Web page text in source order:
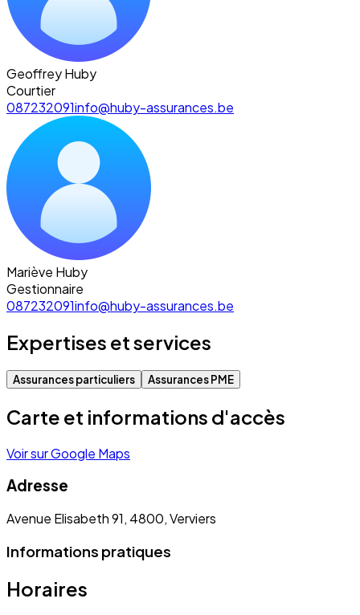
Geoffrey Huby
Courtier
087232091info@huby-assurances.be
Mariève Huby
Gestionnaire
087232091info@huby-assurances.be
Expertises et services
Assurances particuliers Assurances PME
Carte et informations d'accès
Voir sur Google Maps
Adresse
Avenue Elisabeth 91, 4800, Verviers
Informations pratiques
Horaires